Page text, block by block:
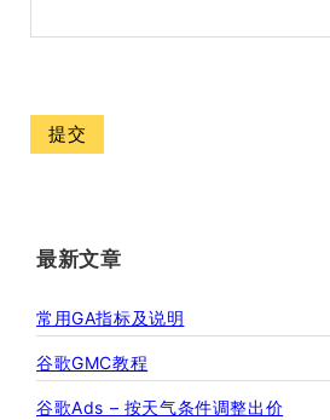
最新文章
常用GA指标及说明
谷歌GMC教程
谷歌Ads – 按天气条件调整出价